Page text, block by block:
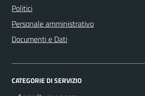
Politici
Personale amministrativo
Documenti e Dati
CATEGORIE DI SERVIZIO